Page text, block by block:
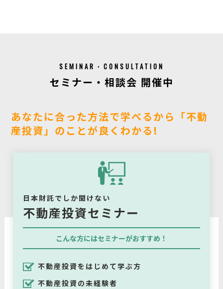
SEMINAR・CONSULTATION
セミナー・相談会 開催中
あなたに合った方法で学べるから「不動
産投資」のことが良くわかる!
日本財託でしか聞けない
不動産投資セミナー
こんな方にはセミナーがおすすめ！
不動産投資をはじめて学ぶ方
不動産投資の未経験者